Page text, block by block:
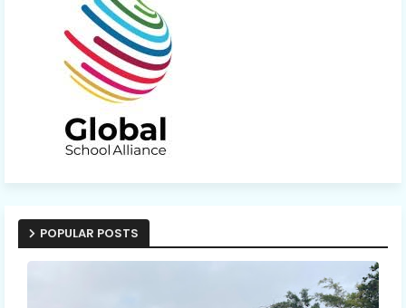
POPULAR POSTS